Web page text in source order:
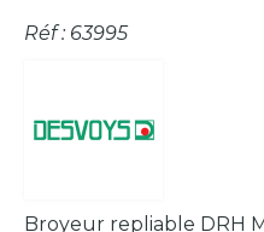
Réf : 63995
Broyeur repliable DRH